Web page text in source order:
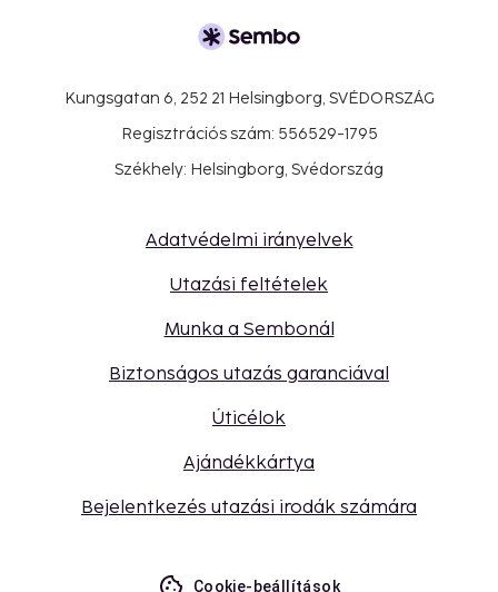
Kungsgatan 6, 252 21 Helsingborg, SVÉDORSZÁG
Regisztrációs szám: 556529-1795
Székhely: Helsingborg, Svédország
Adatvédelmi irányelvek
Utazási feltételek
Munka a Sembonál
Biztonságos utazás garanciával
Úticélok
Ajándékkártya
Bejelentkezés utazási irodák számára
Cookie-beállítások